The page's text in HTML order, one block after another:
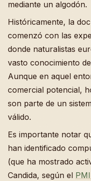
mediante un algodón.
Históricamente, la
comenzó con las
donde naturalistas
vasto conocimiento
Aunque en aquel
comercial potencial,
son parte de un
válido.
Es importante notar
han identificado
(que ha mostrado
Candida, según el